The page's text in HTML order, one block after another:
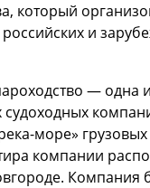
который
и
— одна
судоходных
море»
компании
Компания